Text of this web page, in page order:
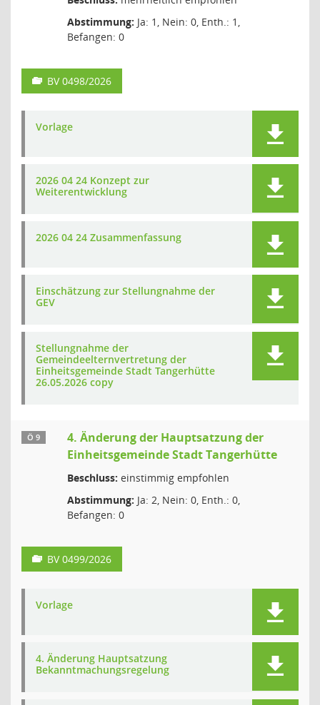
Abstimmung: Ja: 1, Nein: 0, Enth.: 1,
Befangen: 0
BV 0498/2026
Vorlage
2026 04 24 Konzept zur
Weiterentwicklung
2026 04 24 Zusammenfassung
Einschätzung zur Stellungnahme der
GEV
Stellungnahme der
Gemeindeelternvertretung der
Einheitsgemeinde Stadt Tangerhütte
26.05.2026 copy
Ö 9
4. Änderung der Hauptsatzung der
Einheitsgemeinde Stadt Tangerhütte
Beschluss: einstimmig empfohlen
Abstimmung: Ja: 2, Nein: 0, Enth.: 0,
Befangen: 0
BV 0499/2026
Vorlage
4. Änderung Hauptsatzung
Bekanntmachungsregelung